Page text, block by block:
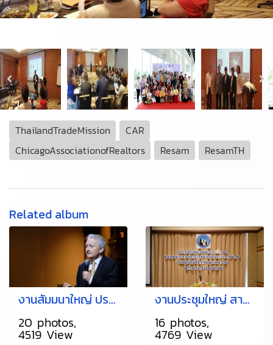
ThailandTradeMission
CAR
ChicagoAssociationofRealtors
Resam ResamTH
Related album
งานสัมมนาใหญ่ ประจำปี 2562
20 photos,
4519 View
งานประชุมใหญ่ สามัญประจำปี 2562
16 photos,
4769 View